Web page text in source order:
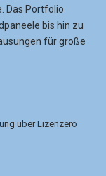
Das Portfolio
bis hin zu
für große
über Lizenzero